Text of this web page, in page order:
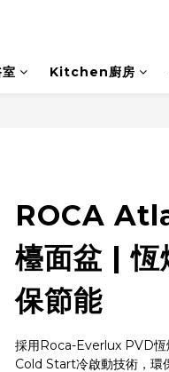
Kitchen廚房
ROCA
檯面盆 | 恆
保節能
採用Roca-Everlux PVD恆
Cold Start冷啟動技術，環